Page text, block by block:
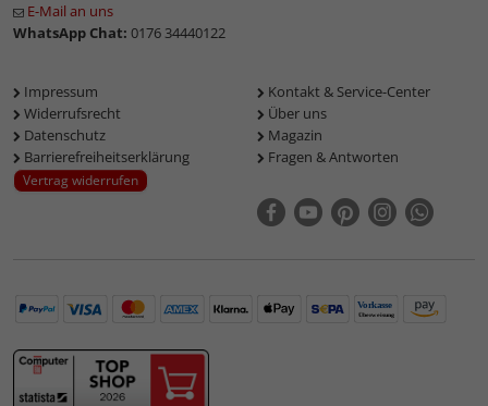
E-Mail an uns
WhatsApp Chat: 0176 34440122
Impressum
Widerrufsrecht
Datenschutz
Barrierefreiheitserklärung
Vertrag widerrufen
Kontakt & Service-Center
Über uns
Magazin
Fragen & Antworten